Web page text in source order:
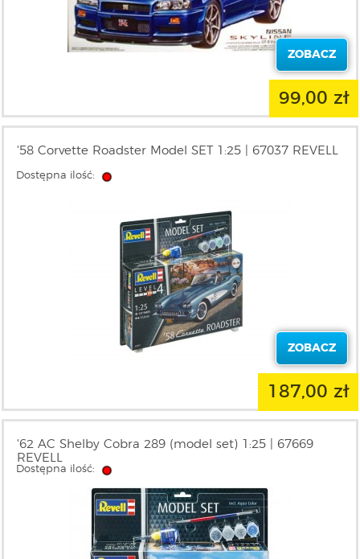
ZOBACZ
99,00 zł
'58 Corvette Roadster Model SET 1:25 | 67037 REVELL
Dostępna ilość:
ZOBACZ
187,00 zł
'62 AC Shelby Cobra 289 (model set) 1:25 | 67669
REVELL
Dostępna ilość: